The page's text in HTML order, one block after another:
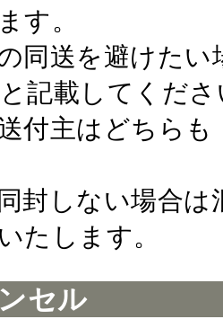
す。
同送を避けた
記載してくださ
付主はどちら
封しない場合
たします。
セル